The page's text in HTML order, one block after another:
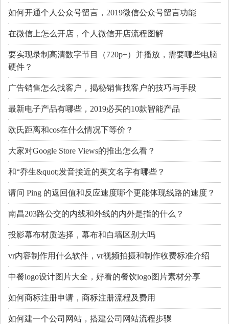
如何开通个人公众号留言，2019微信公众号留言功能
在微信上怎么开店，个人微信开店流程图解
要实现录制高清数字节目（720p+）并播放，需要哪些电脑
硬件？
广告销售怎么找客户，揭秘销售找客户的技巧与手段
最新电子产品有哪些，2019必买的10款智能产品
欧氏距离和cos在什么情况下等价？
大家对Google Store Views的推出怎么看？
和“乔生&quot;发音接近的英文名字有哪些？
请问 Ping 的返回值和反应速度哪个更能体现线路的速度？
南昌203路公交的内线和外线的内外是指的什么？
投影幕布材质选择，幕布和白墙区别大吗
vr内容制作用什么软件，vr视频拍摄和制作收费标准介绍
中餐logo设计图片大全，好看的餐饮logo图片素材分享
如何商标注册申请，商标注册流程及费用
如何建一个公司网站，搭建公司网站流程步骤